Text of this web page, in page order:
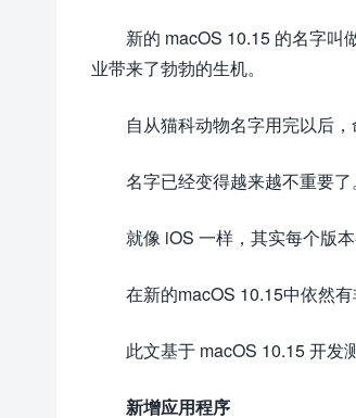
新的 macOS 10.15 的名字叫
业带来了勃勃的生机。
自从猫科动物名字用完以后
名字已经变得越来越不重要了
就像 iOS 一样，其实每个版
在新的macOS 10.15中依然
此文基于 macOS 10.15 开发
新增应用程序